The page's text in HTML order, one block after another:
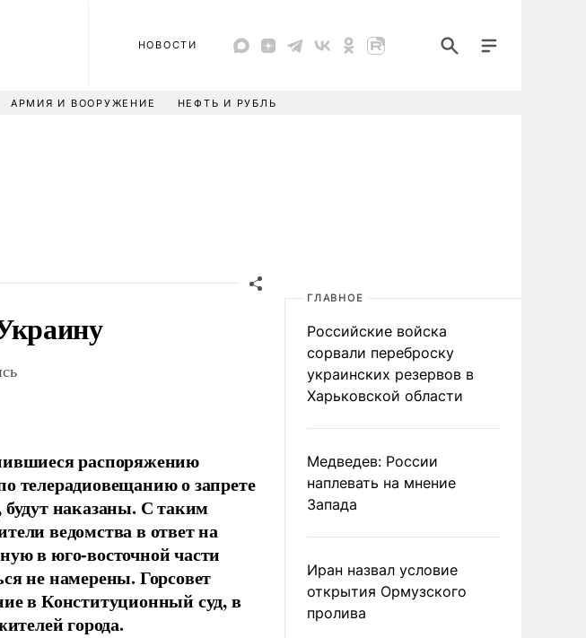
НОВОСТИ
АРМИЯ И ВООРУЖЕНИЕ НЕФТЬ И РУБЛЬ
распоряжению
телерадиовещанию о запрете
наказаны. С таким
ведомства в ответ на
в юго-восточной части
не намерены. Горсовет
в Конституционный суд, в
города.
ГЛАВНОЕ
Российские войска
сорвали переброску
украинских резервов в
Харьковской области
Медведев: России
наплевать на мнение
Запада
Иран назвал условие
открытия Ормузского
пролива